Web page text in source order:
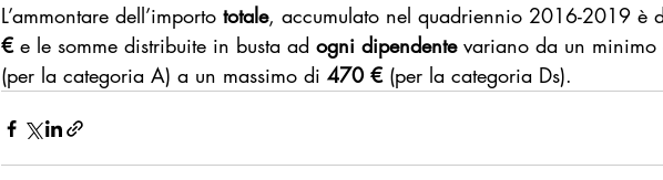
L’ammontare dell’importo totale, accumulato nel quadriennio 2016-2019 è
€ e le somme distribuite in busta ad ogni dipendente variano da un
(per la categoria A) a un massimo di 470 € (per la categoria Ds).